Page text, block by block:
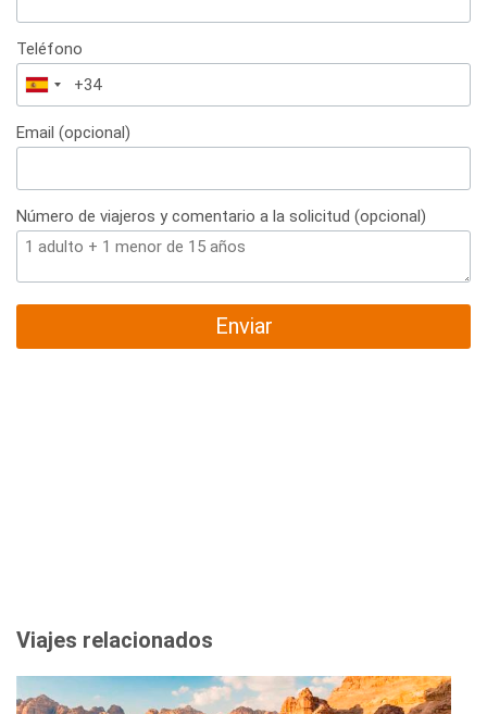
Teléfono
España
+34
Email (opcional)
Número de viajeros y comentario a la solicitud (opcional)
Enviar
Viajes relacionados